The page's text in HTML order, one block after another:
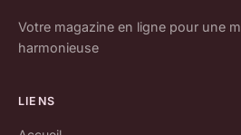
Votre magazine en ligne pour une
harmonieuse
LIENS